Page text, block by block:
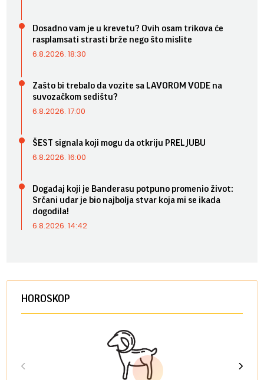
Dosadno vam je u krevetu? Ovih osam trikova će
rasplamsati strasti brže nego što mislite
6.8.2026. 18:30
Zašto bi trebalo da vozite sa LAVOROM VODE na
suvozačkom sedištu?
6.8.2026. 17:00
ŠEST signala koji mogu da otkriju PRELJUBU
6.8.2026. 16:00
Događaj koji je Banderasu potpuno promenio život:
Srčani udar je bio najbolja stvar koja mi se ikada
dogodila!
6.8.2026. 14:42
HOROSKOP